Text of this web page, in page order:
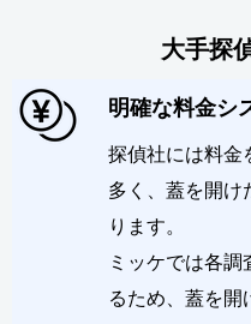
大手探
明確な料金シ
探偵社には料金
多く、蓋を開け
ります。
ミッケでは各
るため、蓋を開